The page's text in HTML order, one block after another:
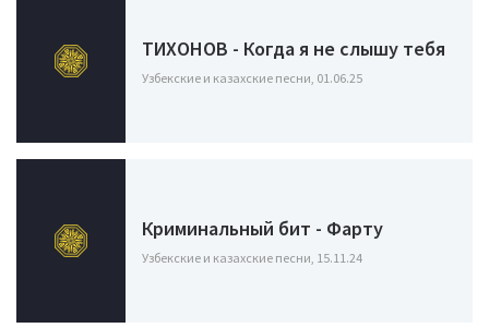
ТИХОНОВ - Когда я не слышу тебя
Узбекские и казахские песни, 01.06.25
Криминальный бит - Фарту
Узбекские и казахские песни, 15.11.24